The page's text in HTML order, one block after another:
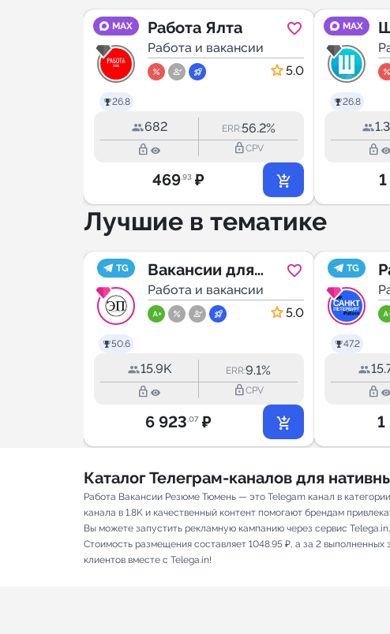
MAX
26.8
Работа Ялта
Работа и вакансии
5.0
682 ERR:56.2%
lock_outline lock_outlineCPV
469.93 ₽
MAX
26.8
lock_outline
Лучшие в тематике
TG
50.6
Вакансии для
юристов
(стажировки,
карьера)
Эстетика права
Работа и вакансии
5.0
15.9K ERR:9.1%
lock_outline lock_outlineCPV
6 923.07 ₽
TG
47.2
lock_outline
1
Каталог Телеграм-каналов для
Работа Вакансии Резюме Тюмень — это Telegam канал в
канала в 1.8K и качественный контент помогают брендам
Вы можете запустить рекламную кампанию через сервис
Стоимость размещения составляет 1048.95 ₽, а за 2
клиентов вместе с Telega.in!